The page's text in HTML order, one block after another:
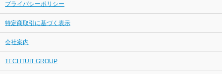
プライバシーポリシー
特定商取引に基づく表示
会社案内
TECHTUIT GROUP